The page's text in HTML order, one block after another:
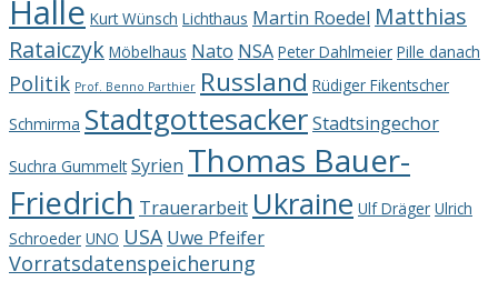
Halle Kurt Wünsch Lichthaus Martin Roedel Matthias
Rataiczyk Möbelhaus Nato NSA Peter Dahlmeier Pille danach
Politik Prof. Benno Parthier Russland Rüdiger Fikentscher
Schmirma StadtgottesackerStadtsingechor
Suchra Gummelt Syrien Thomas Bauer-
Friedrich Trauerarbeit Ukraine Ulf Dräger Ulrich
Schroeder UNO USA Uwe Pfeifer
Vorratsdatenspeicherung